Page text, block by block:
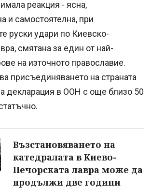
реакция - ясна,
и самостоятелна, при
руски удари по Киевско-
смятана за един от най-
на източното православие.
присъединяването на страната
декларация в ООН с още близо 50
Възстановяването на
катедралата в Киево-
Печорската лавра може да
продължи две години